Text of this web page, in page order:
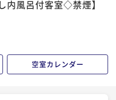
内風呂付客室◇禁煙】
空室カレンダー